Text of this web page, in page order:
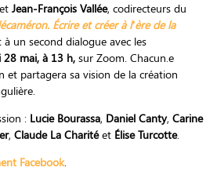
Jean-François Vallée, codirecteurs du
Écrire et créer à l’ère de la
un second dialogue avec les
mai, à 13 h,sur Zoom. Chacun.e
et partagera sa vision de la création
: Lucie Bourassa, Daniel Canty, Carine
, Claude La Charitéet Élise Turcotte.
Facebook.